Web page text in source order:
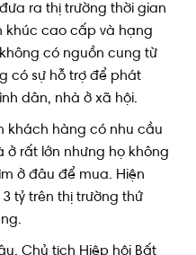
ra thị trường thời gian
khúc cao cấp và hạng
có nguồn cung từ
có sự hỗ trợ để phát
dân, nhà ở xã hội.
khách hàng có nhu cầu
ở rất lớn nhưng họ không
ở đâu để mua. Hiện
tỷ trên thị trường thứ
Chủ tịch Hiệp hội Bất